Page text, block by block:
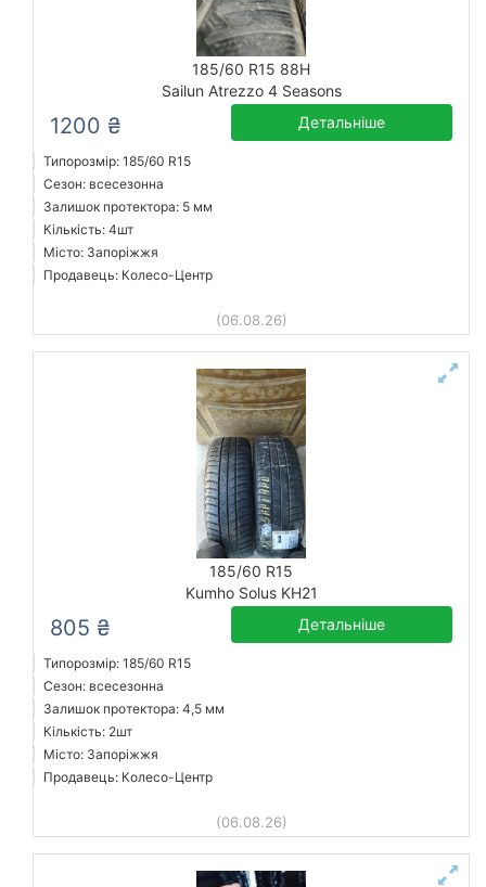
185/60 R15 88H
Sailun Atrezzo 4 Seasons
1200 ₴ Детальніше
Типорозмір: 185/60 R15
Сезон: всесезонна
Залишок протектора: 5 мм
Кількість: 4шт
Місто: Запоріжжя
Продавець: Колесо-Центр
(06.08.26)
185/60 R15
Kumho Solus KH21
805 ₴ Детальніше
Типорозмір: 185/60 R15
Сезон: всесезонна
Залишок протектора: 4,5 мм
Кількість: 2шт
Місто: Запоріжжя
Продавець: Колесо-Центр
(06.08.26)